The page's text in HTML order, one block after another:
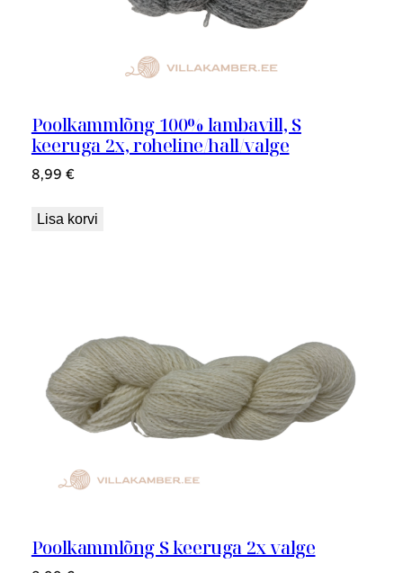
Poolkammlõng 100% lambavill, S
keeruga 2x, roheline/hall/valge
8,99 €
Lisa korvi
Poolkammlõng S keeruga 2x valge